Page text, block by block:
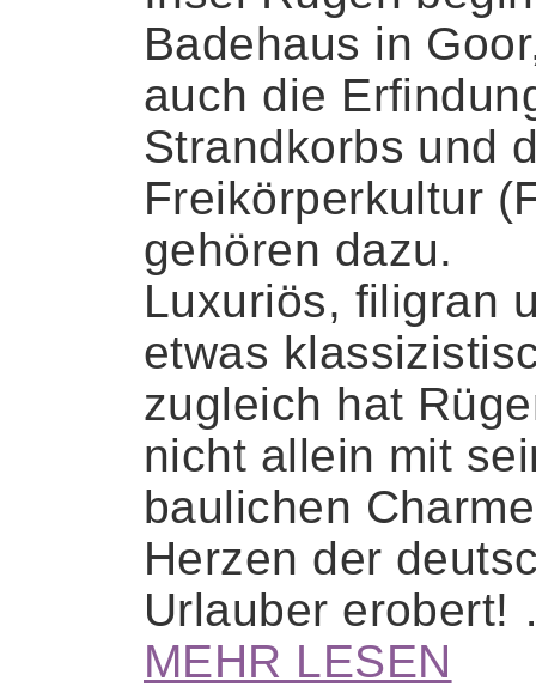
Badehaus in
auch die
Strandkorbs und
Freikörperkultur
gehören dazu.
Luxuriös, filigran
etwas
zugleich hat
nicht allein mit
baulichen
Herzen der
Urlauber
MEHR LESEN